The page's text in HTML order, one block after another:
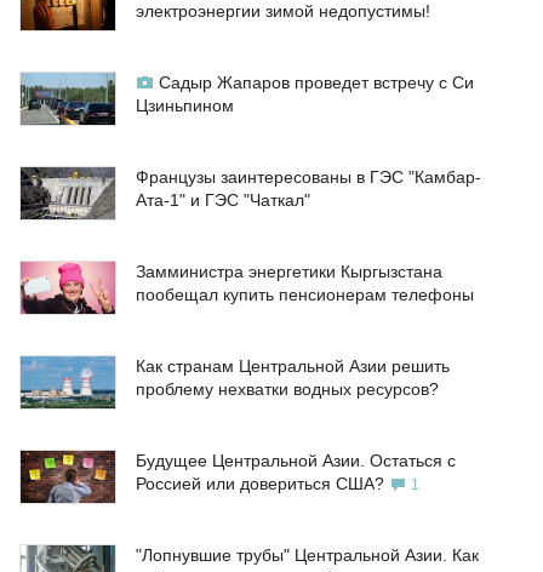
электроэнергии зимой недопустимы!
Садыр Жапаров проведет встречу с Си
Цзиньпином
Французы заинтересованы в ГЭС "Камбар-
Ата-1" и ГЭС "Чаткал"
Замминистра энергетики Кыргызстана
пообещал купить пенсионерам телефоны
Как странам Центральной Азии решить
проблему нехватки водных ресурсов?
Будущее Центральной Азии. Остаться с
Россией или довериться США?
1
"Лопнувшие трубы" Центральной Азии. Как